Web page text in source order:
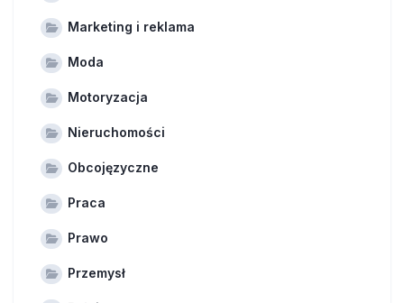
Marketing i reklama
Moda
Motoryzacja
Nieruchomości
Obcojęzyczne
Praca
Prawo
Przemysł